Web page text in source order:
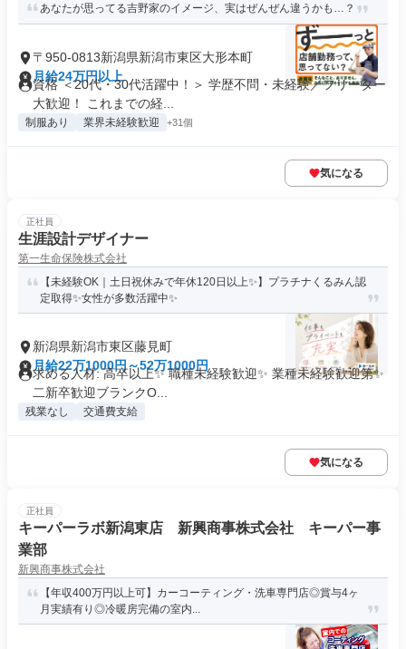
あなたが思ってる吉野家のイメージ、実はぜんぜん違うかも…？
〒950-0813新潟県新潟市東区大形本町
月給24万円以上
資格 ＜20代・30代活躍中！＞ 学歴不問・未経験／フリーター
大歓迎！ これまでの経...
制服あり 業界未経験歓迎 +31個
気になる
正社員
生涯設計デザイナー
第一生命保険株式会社
【未経験OK｜土日祝休みで年休120日以上✨】プラチナくるみん認
定取得✨女性が多数活躍中✨
新潟県新潟市東区藤見町
月給22万1000円～52万1000円
求める人材: 高卒以上✨ 職種未経験歓迎✨ 業種未経験歓迎第✨
二新卒歓迎ブランクO...
残業なし 交通費支給
気になる
正社員
キーパーラボ新潟東店 新興商事株式会社 キーパー事
業部
新興商事株式会社
【年収400万円以上可】カーコーティング・洗車専門店◎賞与4ヶ
月実績有り◎冷暖房完備の室内...